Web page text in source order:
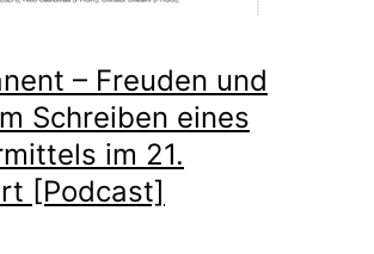
– Freuden und
Schreiben eines
im 21.
[Podcast]